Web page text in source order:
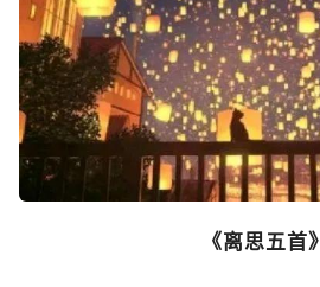
《离思五首》